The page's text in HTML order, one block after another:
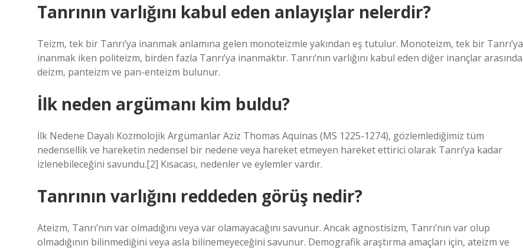
Tanrının varlığını kabul eden anlayışlar nelerdir?
Teizm, tek bir Tanrı’ya inanmak anlamına gelen monoteizmle yakından eş tutulur. Monoteizm, tek bir Tanrı’ya
inanmak iken politeizm, birden fazla Tanrı’ya inanmaktır. Tanrı’nın varlığını kabul eden diğer inançlar arasında
deizm, panteizm ve pan-enteizm bulunur.
İlk neden argümanı kim buldu?
İlk Nedene Dayalı Kozmolojik Argümanlar Aziz Thomas Aquinas (MS 1225-1274), gözlemlediğimiz tüm
nedensellik ve hareketin nedensel bir nedene veya hareket etmeyen hareket ettirici olarak Tanrı’ya kadar
izlenebileceğini savundu.[2] Kısacası, nedenler ve eylemler vardır.
Tanrının varlığını reddeden görüş nedir?
Ateizm, Tanrı’nın var olmadığını veya var olamayacağını savunur. Ancak agnostisizm, Tanrı’nın var olup
olmadığının bilinmediğini veya asla bilinemeyeceğini savunur. Demografik araştırma amaçları için, ateizm ve